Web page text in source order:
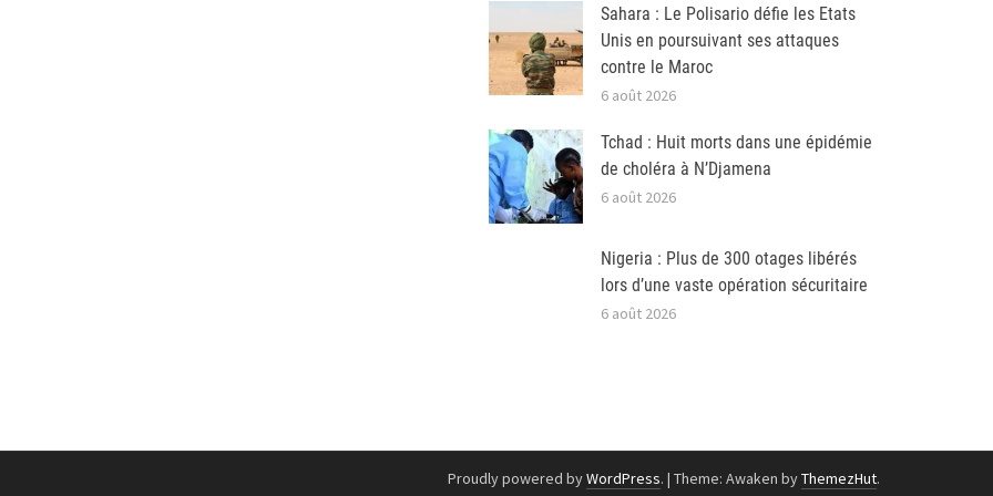
Sahara : Le Polisario défie les Etats
Unis en poursuivant ses attaques
contre le Maroc
6 août 2026
Tchad : Huit morts dans une épidémie
de choléra à N’Djamena
6 août 2026
Nigeria : Plus de 300 otages libérés
lors d’une vaste opération sécuritaire
6 août 2026
Proudly powered byWordPress. | Theme: Awaken byThemezHut.